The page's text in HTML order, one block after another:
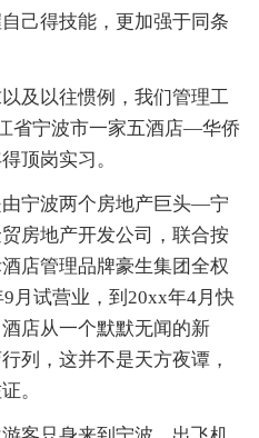
己得技能，更加强于同条
以往惯例，我们管理工
省宁波市一家五酒店—华侨
顶岗实习。
宁波两个房地产巨头—宁
房地产开发公司，联合按
店管理品牌豪生集团全权
月试营业，到20xx年4月快
店从一个默默无闻的新
列，这并不是天方夜谭，
。